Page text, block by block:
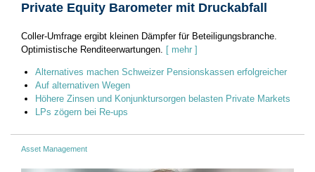
Private Equity Barometer mit Druckabfall
Coller-Umfrage ergibt kleinen Dämpfer für Beteiligungsbranche.
Optimistische Renditeerwartungen. [ mehr ]
Alternatives machen Schweizer Pensionskassen erfolgreicher
Auf alternativen Wegen
Höhere Zinsen und Konjunktursorgen belasten Private Markets
LPs zögern bei Re-ups
Asset Management